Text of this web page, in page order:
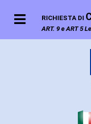
RICHIESTA DI
ART. 9 e ART 5